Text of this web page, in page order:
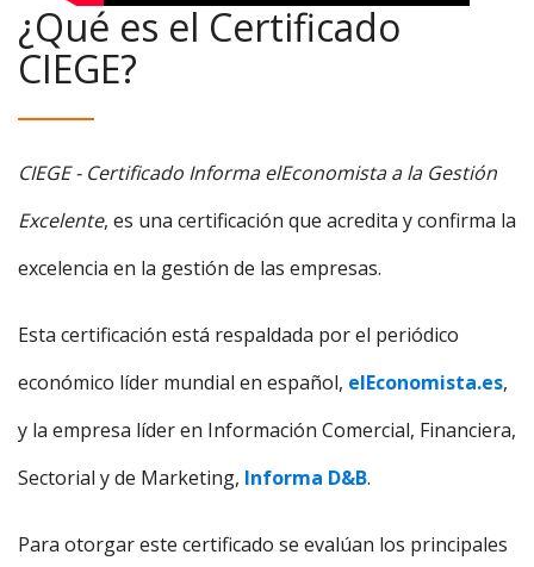
¿Qué es el Certificado
CIEGE?
CIEGE - Certificado Informa elEconomista a la Gestión
Excelente, es una certificación que acredita y confirma la
excelencia en la gestión de las empresas.
Esta certificación está respaldada por el periódico
económico líder mundial en español, elEconomista.es,
y la empresa líder en Información Comercial, Financiera,
Sectorial y de Marketing, Informa D&B.
Para otorgar este certificado se evalúan los principales